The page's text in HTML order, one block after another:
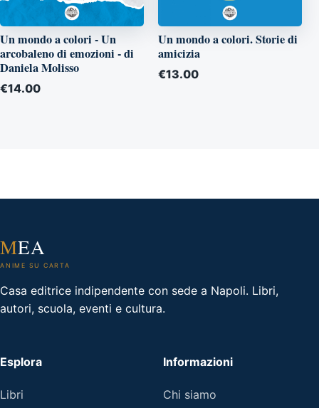
Un mondo a colori - Un
arcobaleno di emozioni - di
Daniela Molisso
€14.00
Un mondo a colori. Storie di
amicizia
€13.00
MEA
ANIME SU CARTA
Casa editrice indipendente con sede a Napoli. Libri,
autori, scuola, eventi e cultura.
Esplora
Libri
Informazioni
Chi siamo